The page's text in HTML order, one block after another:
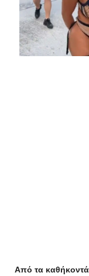
Από τα